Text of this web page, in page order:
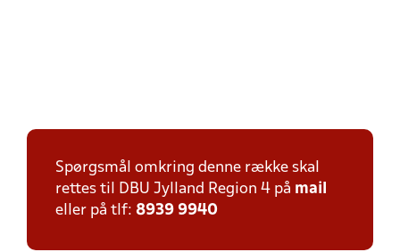
Spørgsmål omkring denne række skal
rettes til DBU Jylland Region 4 på mail
eller på tlf: 8939 9940